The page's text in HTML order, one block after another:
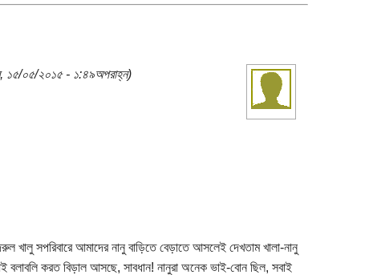
১৫/০৫/২০১৫ - ১:৪৯অপরাহ্ন)
খালু সপরিবারে আমাদের নানু বাড়িতে বেড়াতে আসলেই দেখতাম খালা-নানু
বলাবলি করত বিড়াল আসছে, সাবধান! নানুরা অনেক ভাই-বোন ছিল, সবাই